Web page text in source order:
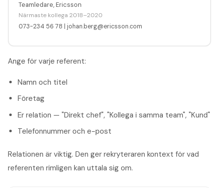
Teamledare, Ericsson
Närmaste kollega 2018–2020
073-234 56 78
johan.berg@ericsson.com
Ange för varje referent:
Namn och titel
Företag
Er relation — "Direkt chef", "Kollega i samma team", "Kund"
Telefonnummer och e-post
Relationen är viktig. Den ger rekryteraren kontext för vad
referenten rimligen kan uttala sig om.